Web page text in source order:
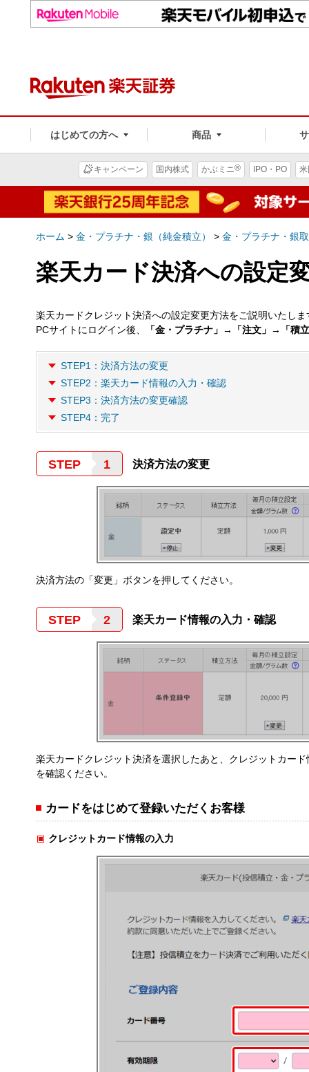
はじめての方へ 商品
キャンペーン 国内株式 かぶミニ® IPO・PO
ホーム > 金・プラチナ・銀（純金積立） > 金・プラチナ・銀
楽天カード決済への設定
楽天カードクレジット決済への設定変更方法をご説明いたしま
PCサイトにログイン後、
「金・プラチナ」→「注文」→「積
STEP1：決済方法の変更
STEP2：楽天カード情報の入力・確認
STEP3：決済方法の変更確認
STEP4：完了
STEP 決済方法の変更
決済方法の「変更」ボタンを押してください。
STEP 楽天カード情報の入力・確認
楽天カードクレジット決済を選択したあと、クレジットカー
を確認ください。
カードをはじめて登録いただくお客様
クレジットカード情報の入力